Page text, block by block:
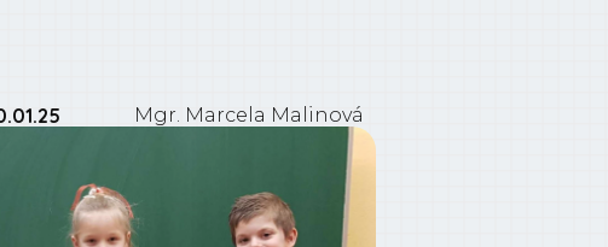
Mgr. Marcela Malinová